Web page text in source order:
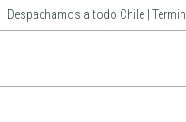
Despachamos a todo Chile |